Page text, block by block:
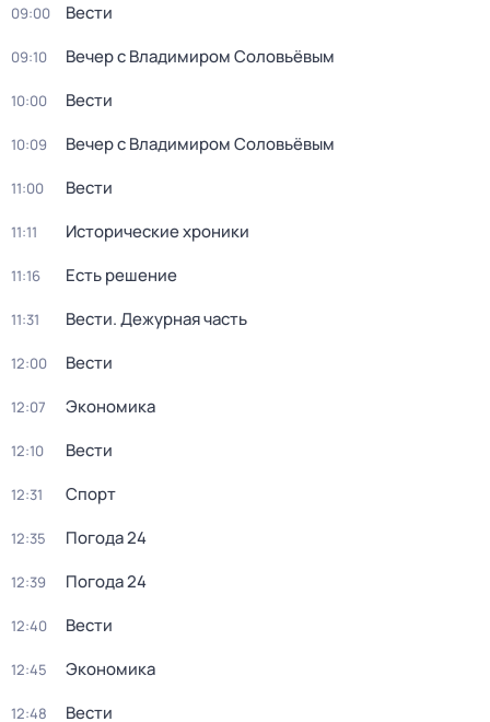
09:00 Вести
09:10 Вечер с Владимиром Соловьёвым
10:00 Вести
10:09 Вечер с Владимиром Соловьёвым
11:00 Вести
11:11 Исторические хроники
11:16 Есть решение
11:31 Вести. Дежурная часть
12:00 Вести
12:07 Экономика
12:10 Вести
12:31 Спорт
12:35 Погода 24
12:39 Погода 24
12:40 Вести
12:45 Экономика
12:48 Вести